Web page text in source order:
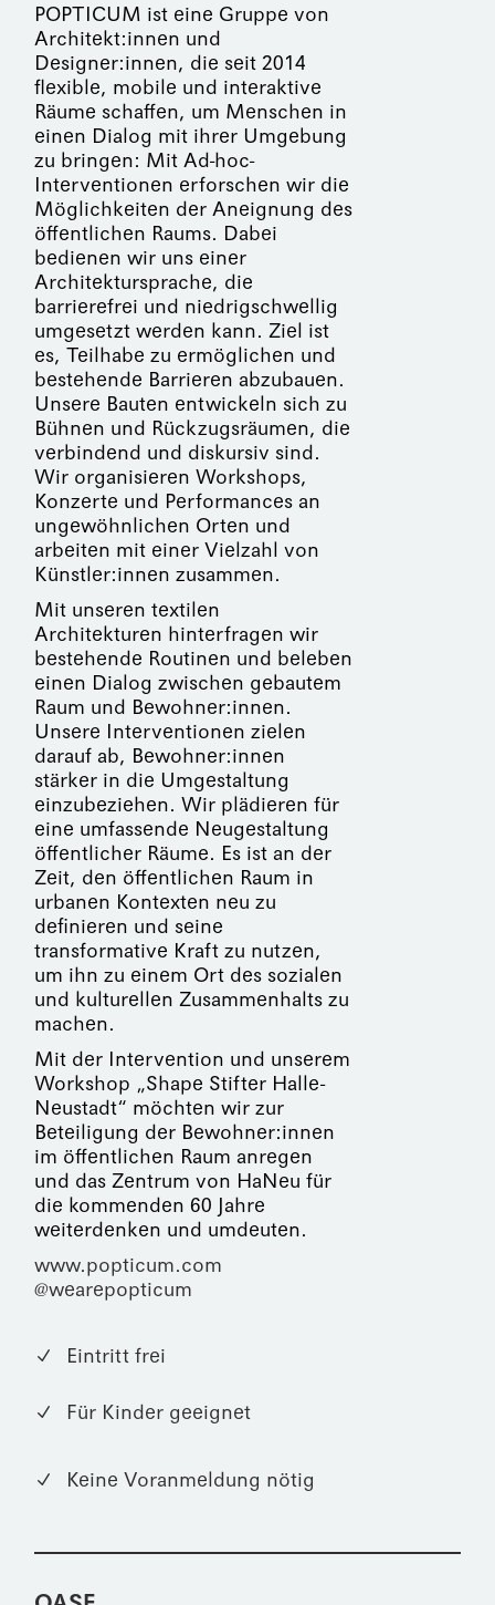
POPTICUM ist eine Gruppe von
Architekt:innen und
Designer:innen, die seit 2014
flexible, mobile und interaktive
Räume schaffen, um Menschen in
einen Dialog mit ihrer Umgebung
zu bringen: Mit Ad-hoc-
Interventionen erforschen wir die
Möglichkeiten der Aneignung des
öffentlichen Raums. Dabei
bedienen wir uns einer
Architektursprache, die
barrierefrei und niedrigschwellig
umgesetzt werden kann. Ziel ist
es, Teilhabe zu ermöglichen und
bestehende Barrieren abzubauen.
Unsere Bauten entwickeln sich zu
Bühnen und Rückzugsräumen, die
verbindend und diskursiv sind.
Wir organisieren Workshops,
Konzerte und Performances an
ungewöhnlichen Orten und
arbeiten mit einer Vielzahl von
Künstler:innen zusammen.
Mit unseren textilen
Architekturen hinterfragen wir
bestehende Routinen und beleben
einen Dialog zwischen gebautem
Raum und Bewohner:innen.
Unsere Interventionen zielen
darauf ab, Bewohner:innen
stärker in die Umgestaltung
einzubeziehen. Wir plädieren für
eine umfassende Neugestaltung
öffentlicher Räume. Es ist an der
Zeit, den öffentlichen Raum in
urbanen Kontexten neu zu
definieren und seine
transformative Kraft zu nutzen,
um ihn zu einem Ort des sozialen
und kulturellen Zusammenhalts zu
machen.
Mit der Intervention und unserem
Workshop „Shape Stifter Halle-
Neustadt“ möchten wir zur
Beteiligung der Bewohner:innen
im öffentlichen Raum anregen
und das Zentrum von HaNeu für
die kommenden 60 Jahre
weiterdenken und umdeuten.
www.popticum.com
@wearepopticum
Eintritt frei
Für Kinder geeignet
Keine Voranmeldung nötig